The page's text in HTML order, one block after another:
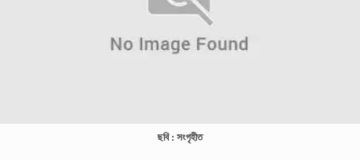
ছবি : সংগৃহীত